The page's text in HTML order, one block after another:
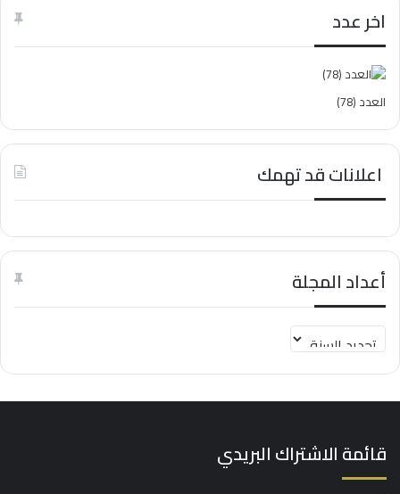
ن
اخر عدد
العدد (78)
اعلانات قد تهمك
أعداد المجلة
قائمة الاشتراك البريدي